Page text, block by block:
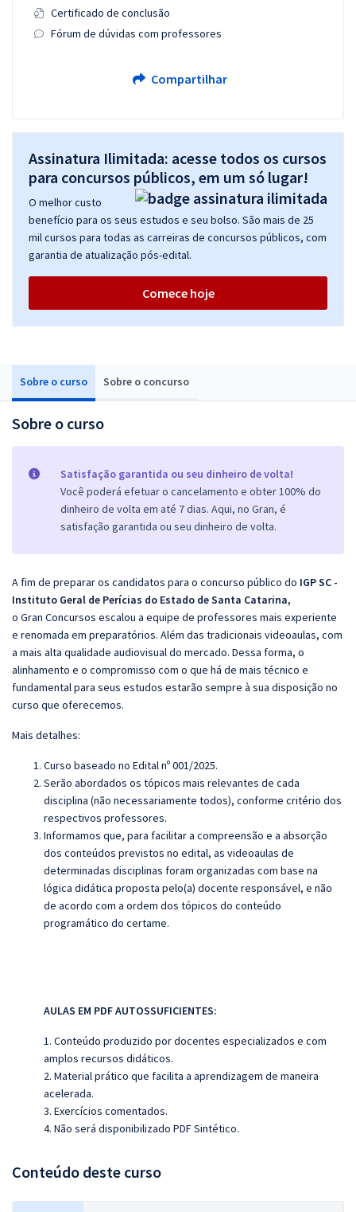
Sobre o curso Sobre o concurso
Sobre o curso
Satisfação garantida ou seu dinheiro de volta!
Você poderá efetuar o cancelamento e obter 100% do
dinheiro de volta em até 7 dias. Aqui, no Gran, é
satisfação garantida ou seu dinheiro de volta.
A fim de preparar os candidatos para o concurso público do IGP SC -
Instituto Geral de Perícias do Estado de Santa Catarina,
o Gran Concursos escalou a equipe de professores mais experiente
e renomada em preparatórios. Além das tradicionais videoaulas, com
a mais alta qualidade audiovisual do mercado. Dessa forma, o
alinhamento e o compromisso com o que há de mais técnico e
fundamental para seus estudos estarão sempre à sua disposição no
curso que oferecemos.
Mais detalhes:
Curso baseado no Edital nº 001/2025.
Serão abordados os tópicos mais relevantes de cada
disciplina (não necessariamente todos), conforme critério dos
respectivos professores.
Informamos que, para facilitar a compreensão e a absorção
dos conteúdos previstos no edital, as videoaulas de
determinadas disciplinas foram organizadas com base na
lógica didática proposta pelo(a) docente responsável, e não
de acordo com a ordem dos tópicos do conteúdo
programático do certame.
AULAS EM PDF AUTOSSUFICIENTES:
1. Conteúdo produzido por docentes especializados e com
amplos recursos didáticos.
2. Material prático que facilita a aprendizagem de maneira
acelerada.
3. Exercícios comentados.
4. Não será disponibilizado PDF Sintético.
Conteúdo deste curso
Certificado de conclusão
Fórum de dúvidas com professores
Compartilhar
Assinatura Ilimitada: acesse todos os cursos
para concursos públicos, em um só lugar!
O melhor custo
benefício para os seus estudos e seu bolso. São mais de 25
mil cursos para todas as carreiras de concursos públicos, com
garantia de atualização pós-edital.
Comece hoje